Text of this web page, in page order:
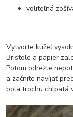
voliteľná
Vytvorte kužeľ
Bristole a papier
Potom odrežte
a začnite navíjať
bola trochu chlpatá